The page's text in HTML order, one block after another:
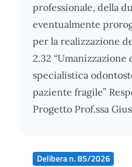
professionale, della
eventualmente
per la realizzazione
2.32 “Umanizzazione
specialistica
paziente fragile”
Progetto Prof.ssa
Delibera n. 85/2026